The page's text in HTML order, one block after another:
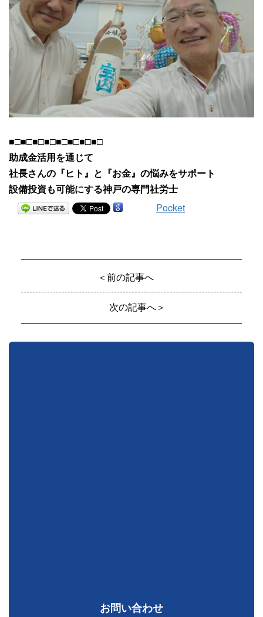
■□■□■□■□■□■□■□■□
助成金活用を通じて
社長さんの『ヒト』と『お金』の悩みをサポート
設備投資も可能にする神戸の専門社労士
Pocket
＜前の記事へ
次の記事へ＞
お問い合わせ